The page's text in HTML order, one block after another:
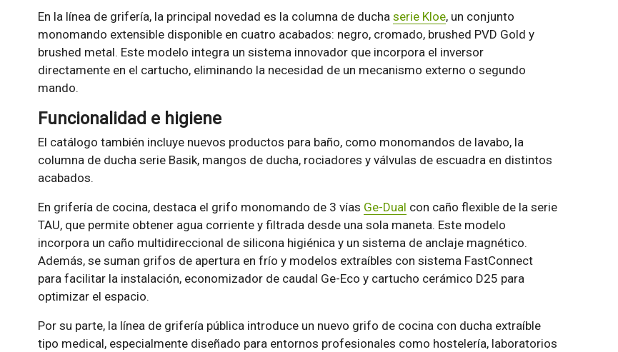
En la línea de grifería, la principal novedad es la columna de ducha serie Kloe, un conjunto
monomando extensible disponible en cuatro acabados: negro, cromado, brushed PVD Gold y
brushed metal. Este modelo integra un sistema innovador que incorpora el inversor
directamente en el cartucho, eliminando la necesidad de un mecanismo externo o segundo
mando.
Funcionalidad e higiene
El catálogo también incluye nuevos productos para baño, como monomandos de lavabo, la
columna de ducha serie Basik, mangos de ducha, rociadores y válvulas de escuadra en distintos
acabados.
En grifería de cocina, destaca el grifo monomando de 3 vías Ge-Dual con caño flexible de la serie
TAU, que permite obtener agua corriente y filtrada desde una sola maneta. Este modelo
incorpora un caño multidireccional de silicona higiénica y un sistema de anclaje magnético.
Además, se suman grifos de apertura en frío y modelos extraíbles con sistema FastConnect
para facilitar la instalación, economizador de caudal Ge-Eco y cartucho cerámico D25 para
optimizar el espacio.
Por su parte, la línea de grifería pública introduce un nuevo grifo de cocina con ducha extraíble
tipo medical, especialmente diseñado para entornos profesionales como hostelería, laboratorios